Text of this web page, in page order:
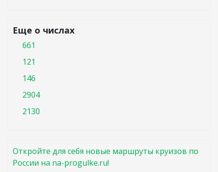
Еще о числах
661
121
146
2904
2130
Откройте для себя новые маршруты круизов по
России на na-progulke.ru!